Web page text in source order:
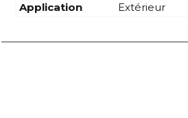
Application
Extérieur